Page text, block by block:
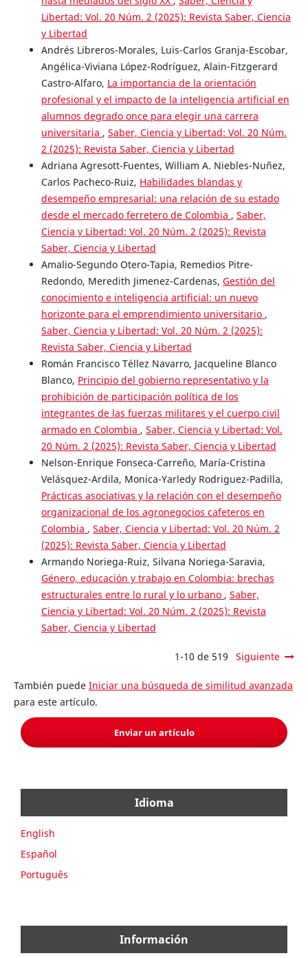
Libertad: Vol. 20 Núm. 2 (2025): Revista Saber, Ciencia
y Libertad
Andrés Libreros-Morales, Luis-Carlos Granja-Escobar,
Angélica-Viviana López-Rodríguez, Alain-Fitzgerard
Castro-Alfaro, La importancia de la orientación
profesional y el impacto de la inteligencia artificial en
alumnos degrado once para elegir una carrera
universitaria , Saber, Ciencia y Libertad: Vol. 20 Núm.
2 (2025): Revista Saber, Ciencia y Libertad
Adriana Agresott-Fuentes, William A. Niebles-Nuñez,
Carlos Pacheco-Ruiz, Habilidades blandas y
desempeño empresarial: una relación de su estado
desde el mercado ferretero de Colombia , Saber,
Ciencia y Libertad: Vol. 20 Núm. 2 (2025): Revista
Saber, Ciencia y Libertad
Amalio-Segundo Otero-Tapia, Remedios Pitre-
Redondo, Meredith Jimenez-Cardenas, Gestión del
conocimiento e inteligencia artificial: un nuevo
horizonte para el emprendimiento universitario ,
Saber, Ciencia y Libertad: Vol. 20 Núm. 2 (2025):
Revista Saber, Ciencia y Libertad
Román Francisco Téllez Navarro, Jacqueline Blanco
Blanco, Principio del gobierno representativo y la
prohibición de participación política de los
integrantes de las fuerzas militares y el cuerpo civil
armado en Colombia , Saber, Ciencia y Libertad: Vol.
20 Núm. 2 (2025): Revista Saber, Ciencia y Libertad
Nelson-Enrique Fonseca-Carreño, María-Cristina
Velásquez-Ardila, Monica-Yarledy Rodriguez-Padilla,
Prácticas asociativas y la relación con el desempeño
organizacional de los agronegocios cafeteros en
Colombia , Saber, Ciencia y Libertad: Vol. 20 Núm. 2
(2025): Revista Saber, Ciencia y Libertad
Armando Noriega-Ruiz, Silvana Noriega-Saravia,
Género, educación y trabajo en Colombia: brechas
estructurales entre lo rural y lo urbano , Saber,
Ciencia y Libertad: Vol. 20 Núm. 2 (2025): Revista
Saber, Ciencia y Libertad
1-10 de 519 Siguiente
También puede Iniciar una búsqueda de similitud avanzada
para este artículo.
Enviar un artículo
Idioma
English
Español
Português
Información